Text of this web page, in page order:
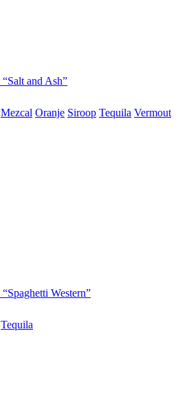
and Ash”
Mezcal Oranje Siroop Tequila Vermout
Western”
Tequila